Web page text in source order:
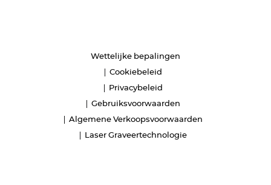
Wettelijke bepalingen
Cookiebeleid
Privacybeleid
Gebruiksvoorwaarden
Algemene Verkoopsvoorwaarden
Laser Graveertechnologie